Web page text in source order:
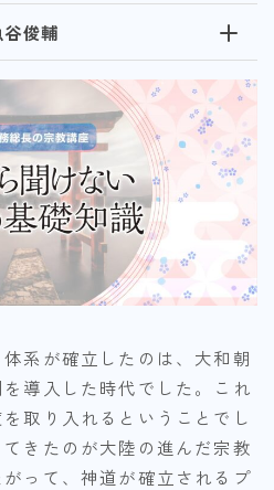
」について
ー
俊輔
系が確立したのは、大和朝
導入した時代でした。これ
取り入れるということでし
きたのが大陸の進んだ宗教
って、神道が確立されるプ